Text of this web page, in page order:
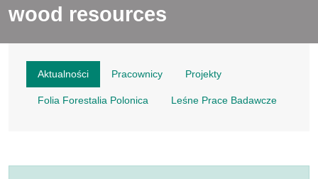
wood resources
Aktualności Pracownicy Projekty
Folia Forestalia Polonica Leśne Prace Badawcze